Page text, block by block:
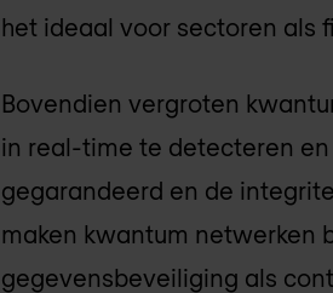
het ideaal voor sectoren als
Bovendien vergroten
in real-time te detecteren
gegarandeerd en de
maken kwantum netwerken
gegevensbeveiliging als